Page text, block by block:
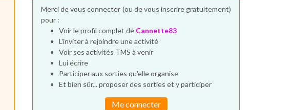
Merci de vous connecter (ou de vous inscrire gratuitement)
pour :
Voir le profil complet de Cannette83
L'inviter à rejoindre une activité
Voir ses activités TMS à venir
Lui écrire
Participer aux sorties qu'elle organise
Et bien sûr... proposer des sorties et y participer
Me connecter